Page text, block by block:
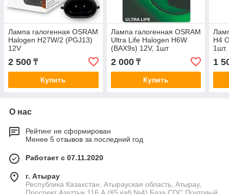
Лампа галогенная OSRAM
Halogen H27W/2 (PGJ13)
12V
2 500 ₸
Купить
Лампа галогенная OSRAM
Ultra Life Halogen H6W
(BAX9s) 12V, 1шт
2 000₸
Купить
H4
1шт.
1
О нас
Рейтинг не сформирован
Менее 5 отзывов за последний год
Работает с 07.11.2020
г. Атырау
Республика Казахстан, Атырауская область, Атырау,